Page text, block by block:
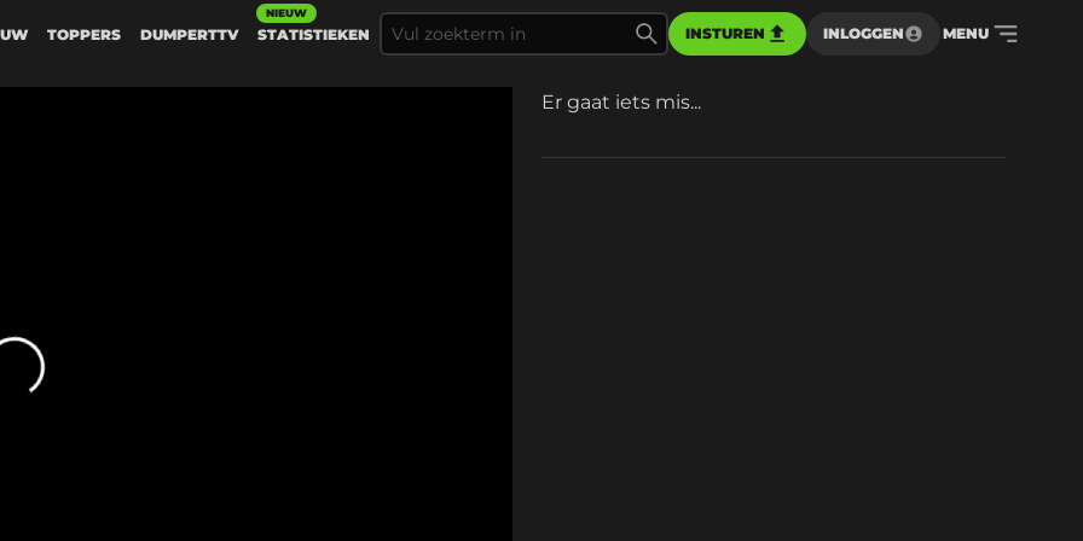
TOPPERS DUMPERTTV STATISTIEKEN
NIEUW
INSTUREN INLOGGEN MENU
Er gaat iets mis...